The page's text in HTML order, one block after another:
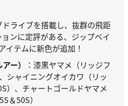
ライブを搭載し、抜群の飛距
ンに定評がある、ジップベイ
イテムに新色が追加！
ー）
：漆黒ヤマメ（リッジフ
シャイニングオイカワ（リッ
）、チャートゴールドヤマメ
＆50S）